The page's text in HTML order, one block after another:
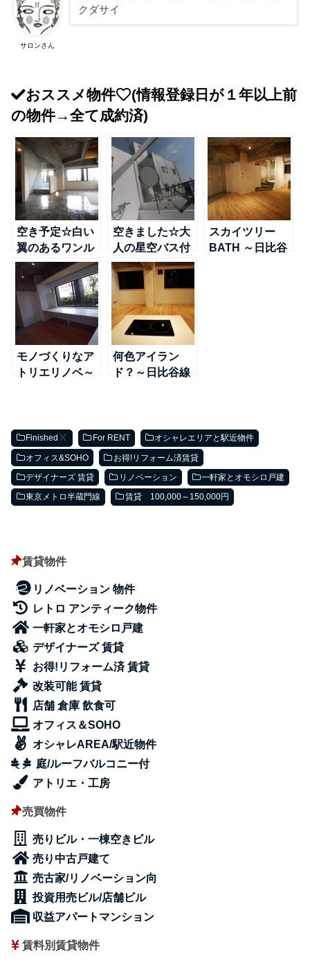
サロンさん
クダサイ
おススメ物件
(情報登録日が１年以上前
の物件→全て成約済)
空き予定☆白い
翼のあるワンル
ーム～日比谷線
＠南千住
空きました☆大
人の星空バス付
ペントハウス～
TX線＠浅草
スカイツリー
BATH ～日比谷
モノづくりなア
トリエリノベ～
何色アイラン
ド？～日比谷線
Finished For RENT オシャレエリアと駅近物件
オフィス&SOHO お得!リフォーム済賃貸
デザイナーズ 賃貸 リノベーション 一軒家とオモシロ戸建
東京メトロ半蔵門線 賃貸 100,000～150,000円
賃貸物件
リノベーション 物件
レトロ アンティーク物件
一軒家とオモシロ戸建
デザイナーズ 賃貸
お得!リフォーム済 賃貸
改装可能 賃貸
店舗 倉庫 飲食可
オフィス＆SOHO
オシャレAREA/駅近物件
庭/ルーフバルコニー付
アトリエ・工房
売買物件
売りビル・一棟空きビル
売り中古戸建て
売古家/リノベーション向
投資用売ビル/店舗ビル
収益アパートマンション
賃料別賃貸物件